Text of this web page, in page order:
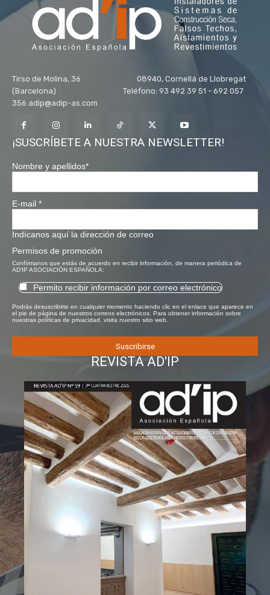
Tirso de Molina, 36 08940, Cornellá de Llobregat
(Barcelona) Teléfono: 93 492 39 51 - 692 057
356 adip@adip-as.com
¡SUSCRÍBETE A NUESTRA NEWSLETTER!
Nombre y apellidos*
E-mail *
Indícanos aquí la dirección de correo
Permisos de promoción
Confírmanos que estás de acuerdo en recibir información, de manera periódica de
AD'IP ASOCIACIÓN ESPAÑOLA:
Permito recibir información por correo electrónico
Podrás desuscribirte en cualquier momento haciendo clic en el enlace que aparece en
el pie de página de nuestros correos electrónicos. Para obtener información sobre
nuestras políticas de privacidad, visita nuestro sitio web.
REVISTA AD'IP